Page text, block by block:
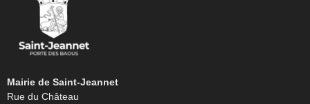
Mairie de Saint-Jeannet
Rue du Château